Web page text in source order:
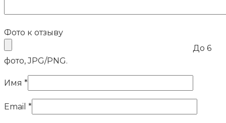
Фото к отзыву
До 6
фото, JPG/PNG.
Имя *
Email *